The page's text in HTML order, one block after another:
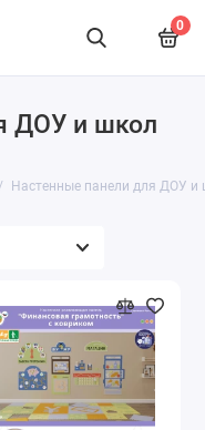
0
ДОУ и школ
Настенные панели для ДОУ и
и шашки